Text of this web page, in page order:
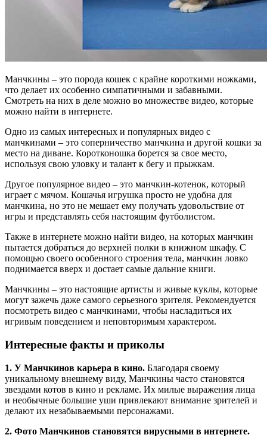
Манчкины – это порода кошек с крайне короткими ножками,
что делает их особенно симпатичными и забавными.
Смотреть на них в деле можно во множестве видео, которые
можно найти в интернете.
Одно из самых интересных и популярных видео с
манчкинами – это соперничество манчкина и другой кошки за
место на диване. Коротконошка борется за свое место,
используя свою уловку и талант к бегу и прыжкам.
Другое популярное видео – это манчкин-котенок, который
играет с мячом. Кошачья игрушка просто не удобна для
манчкина, но это не мешает ему получать удовольствие от
игры и представлять себя настоящим футболистом.
Также в интернете можно найти видео, на которых манчкин
пытается добраться до верхней полки в книжном шкафу. С
помощью своего особенного строения тела, манчкин ловко
поднимается вверх и достает самые дальние книги.
Манчкины – это настоящие артисты и живые куклы, которые
могут зажечь даже самого серьезного зрителя. Рекомендуется
посмотреть видео с манчкинами, чтобы насладиться их
игривым поведением и неповторимым характером.
Интересные факты и приколы
1. У Манчкинов карьера в кино. Благодаря своему
уникальному внешнему виду, Манчкины часто становятся
звездами котов в кино и рекламе. Их милые выражения лица
и необычные большие уши привлекают внимание зрителей и
делают их незабываемыми персонажами.
2. Фото Манчкинов становятся вирусными в интернете.